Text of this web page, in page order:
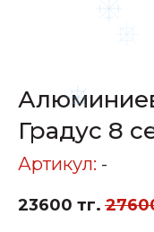
Градус 8
Артикул: -
23600 тг.